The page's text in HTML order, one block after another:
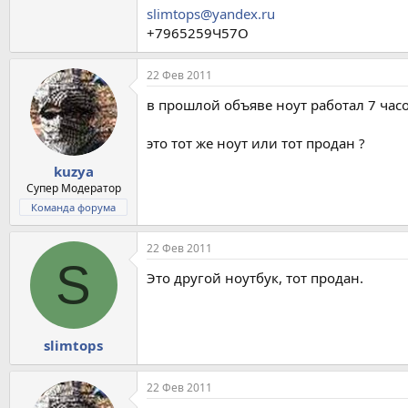
slimtops@yandex.ru
+7965259Ч57О
kuzya
Супер Модератор
Команда форума
22 Фев 2011
в прошлой объяве ноут работал 7
это тот же ноут или тот продан ?
S
slimtops
22 Фев 2011
Это другой ноутбук, тот продан.
22 Фев 2011